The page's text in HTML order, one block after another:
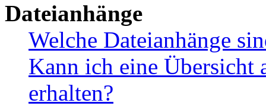
Dateianhänge
Welche Dateianhänge
Kann ich eine Übersicht
erhalten?